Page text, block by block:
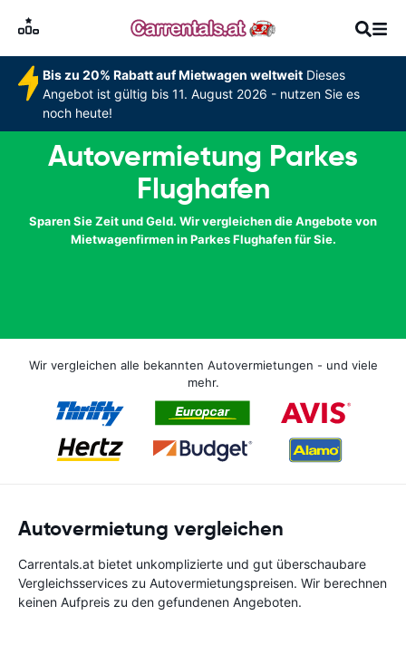
Bis zu 20% Rabatt auf Mietwagen weltweitDieses
Angebot ist gültig bis 11. August 2026 - nutzen Sie es
noch heute!
Autovermietung Parkes
Flughafen
Sparen Sie Zeit und Geld. Wir vergleichen die Angebote von
Mietwagenfirmen in Parkes Flughafen für Sie.
Wir vergleichen alle bekannten Autovermietungen - und viele
mehr.
Autovermietung vergleichen
Carrentals.at bietet unkomplizierte und gut überschaubare
Vergleichsservices zu Autovermietungspreisen. Wir berechnen
keinen Aufpreis zu den gefundenen Angeboten.